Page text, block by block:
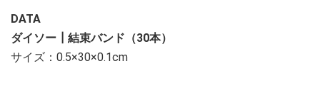
DATA
ダイソー┃結束バンド（30本）
サイズ：0.5×30×0.1cm